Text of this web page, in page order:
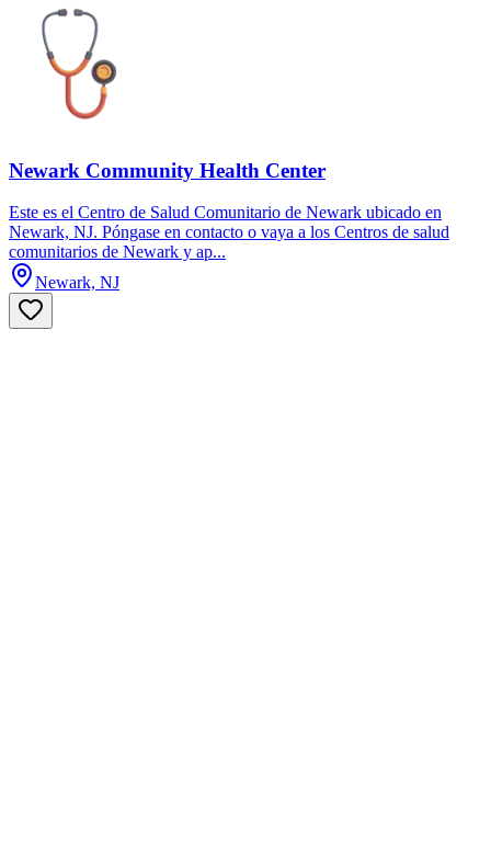
Newark Community Health Center
Este es el Centro de Salud Comunitario de Newark ubicado en
Newark, NJ. Póngase en contacto o vaya a los Centros de salud
comunitarios de Newark y ap...
Newark, NJ